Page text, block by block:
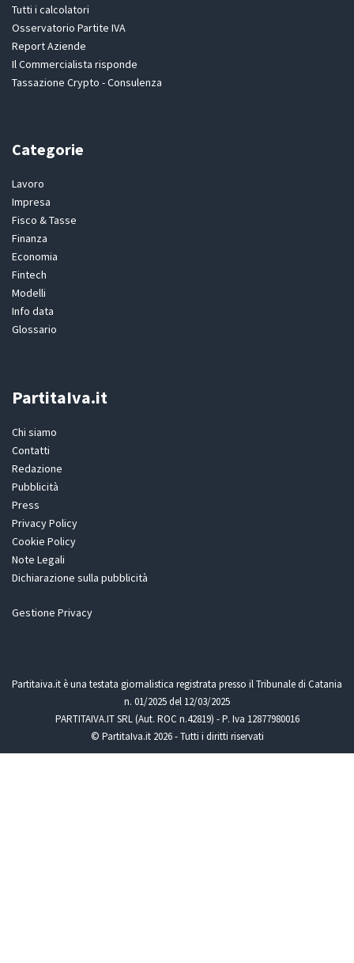
Tutti i calcolatori
Osservatorio Partite IVA
Report Aziende
Il Commercialista risponde
Tassazione Crypto - Consulenza
Categorie
Lavoro
Impresa
Fisco & Tasse
Finanza
Economia
Fintech
Modelli
Info data
Glossario
PartitaIva.it
Chi siamo
Contatti
Redazione
Pubblicità
Press
Privacy Policy
Cookie Policy
Note Legali
Dichiarazione sulla pubblicità
Gestione Privacy
Partitaiva.it è una testata giornalistica registrata presso il Tribunale di Catania
n. 01/2025 del 12/03/2025
PARTITAIVA.IT SRL (Aut. ROC n.42819) - P. Iva 12877980016
© PartitaIva.it 2026 - Tutti i diritti riservati